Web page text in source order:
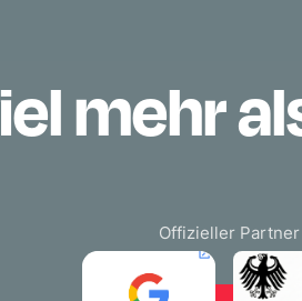
mehr
Offizieller Partner